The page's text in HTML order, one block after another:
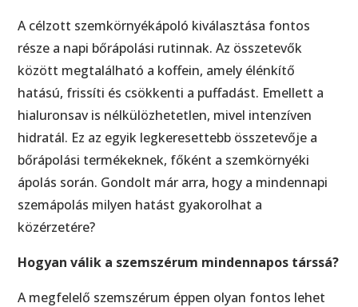
A célzott szemkörnyékápoló kiválasztása fontos
része a napi bőrápolási rutinnak. Az összetevők
között megtalálható a koffein, amely élénkítő
hatású, frissíti és csökkenti a puffadást. Emellett a
hialuronsav is nélkülözhetetlen, mivel intenzíven
hidratál. Ez az egyik legkeresettebb összetevője a
bőrápolási termékeknek, főként a szemkörnyéki
ápolás során. Gondolt már arra, hogy a mindennapi
szemápolás milyen hatást gyakorolhat a
közérzetére?
Hogyan válik a szemszérum mindennapos társsá?
A megfelelő szemszérum éppen olyan fontos lehet